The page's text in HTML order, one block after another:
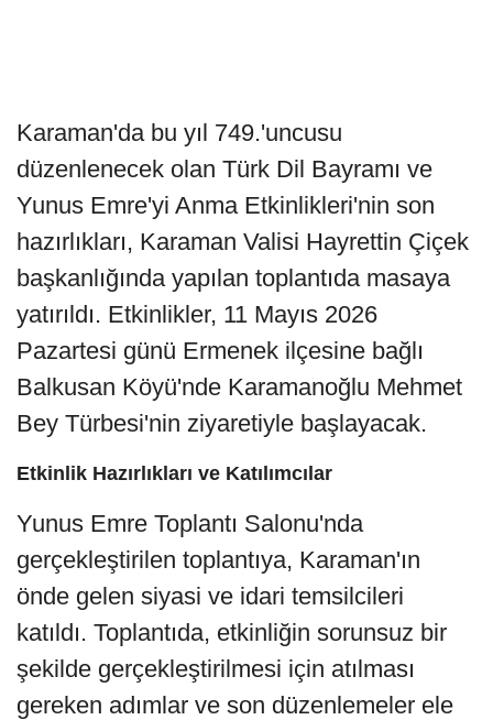
Karaman'da bu yıl 749.'uncusu
düzenlenecek olan Türk Dil Bayramı ve
Yunus Emre'yi Anma Etkinlikleri'nin son
hazırlıkları, Karaman Valisi Hayrettin Çiçek
başkanlığında yapılan toplantıda masaya
yatırıldı. Etkinlikler, 11 Mayıs 2026
Pazartesi günü Ermenek ilçesine bağlı
Balkusan Köyü'nde Karamanoğlu Mehmet
Bey Türbesi'nin ziyaretiyle başlayacak.
Etkinlik Hazırlıkları ve Katılımcılar
Yunus Emre Toplantı Salonu'nda
gerçekleştirilen toplantıya, Karaman'ın
önde gelen siyasi ve idari temsilcileri
katıldı. Toplantıda, etkinliğin sorunsuz bir
şekilde gerçekleştirilmesi için atılması
gereken adımlar ve son düzenlemeler ele